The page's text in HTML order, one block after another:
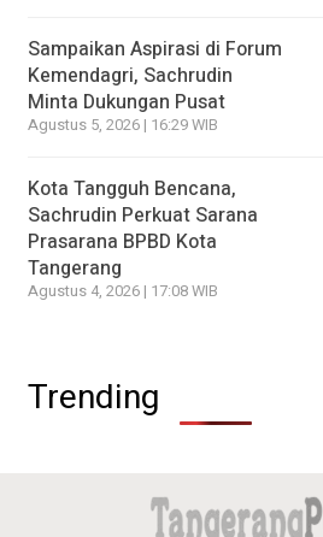
Sampaikan Aspirasi di Forum
Kemendagri, Sachrudin
Minta Dukungan Pusat
Agustus 5, 2026 | 16:29 WIB
Kota Tangguh Bencana,
Sachrudin Perkuat Sarana
Prasarana BPBD Kota
Tangerang
Agustus 4, 2026 | 17:08 WIB
Trending